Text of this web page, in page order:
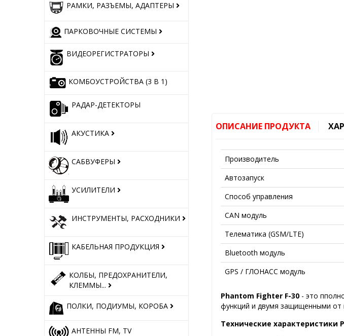
РАМКИ, РАЗЪЕМЫ, АДАПТЕРЫ
ПАРКОВОЧНЫЕ СИСТЕМЫ
ВИДЕОРЕГИСТРАТОРЫ
КОМБОУСТРОЙСТВА (3 В 1)
РАДАР-ДЕТЕКТОРЫ
АКУСТИКА
САБВУФЕРЫ
УСИЛИТЕЛИ
ИНСТРУМЕНТЫ, РАСХОДНИКИ
КАБЕЛЬНАЯ ПРОДУКЦИЯ
КОЛБЫ, ПРЕДОХРАНИТЕЛИ,
КЛЕММЫ...
ПОЛКИ, ПОДИУМЫ, КОРОБА
АНТЕННЫ FM, TV
ОПИСАНИЕ ПРОДУКТА
Производитель
Автозапуск
Способ управления
CAN модуль
Телематика (GSM/LTE)
Bluetooth модуль
GPS / ГЛОНАСС модуль
Phantom Fighter F-30 - это
функций и двумя защищенными от
Технические характеристики